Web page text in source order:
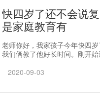
快四岁了还不会说
是家庭教育有
老师你好，我家孩子今年快四
我们俩教了他好长时间。刚开
2020-09-03